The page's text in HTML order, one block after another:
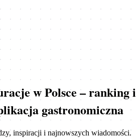
w Polsce – ranking i
gastronomiczna
inspiracji i najnowszych wiadomości.